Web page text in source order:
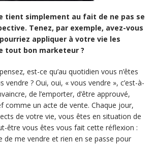
tient simplement au fait de ne pas se
Tenez, par exemple, avez-vous
appliquer à votre vie les
tout bon marketeur ?
est-ce qu’au quotidien vous n’êtes
vendre ? Oui, oui, « vous vendre », c’est-à-
de l’emporter, d’être approuvé,
comme un acte de vente. Chaque jour,
de votre vie, vous êtes en situation de
être vous êtes vous fait cette réflexion :
de me vendre et rien en se passe pour